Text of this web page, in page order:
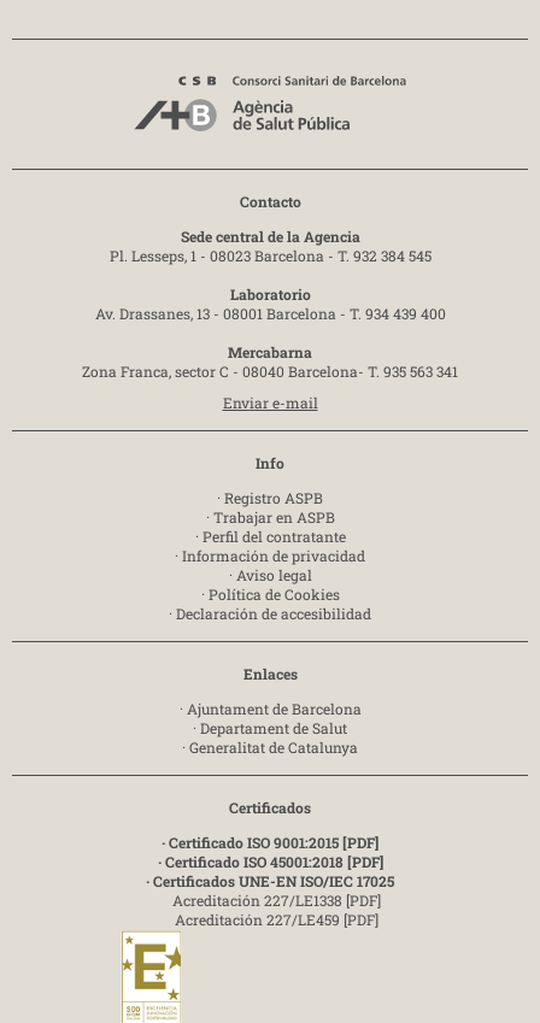
Contacto
Sede central de la Agencia
Pl. Lesseps, 1 - 08023 Barcelona - T. 932 384 545
Laboratorio
Av. Drassanes, 13 - 08001 Barcelona - T. 934 439 400
Mercabarna
Zona Franca, sector C - 08040 Barcelona- T. 935 563 341
Enviar e-mail
Info
· Registro ASPB
· Trabajar en ASPB
· Perfil del contratante
· Información de privacidad
· Aviso legal
· Política de Cookies
· Declaración de accesibilidad
Enlaces
· Ajuntament de Barcelona
· Departament de Salut
· Generalitat de Catalunya
Certificados
· Certificado ISO 9001:2015 [PDF]
· Certificado ISO 45001:2018 [PDF]
· Certificados UNE-EN ISO/IEC 17025
Acreditación 227/LE1338 [PDF]
Acreditación 227/LE459 [PDF]